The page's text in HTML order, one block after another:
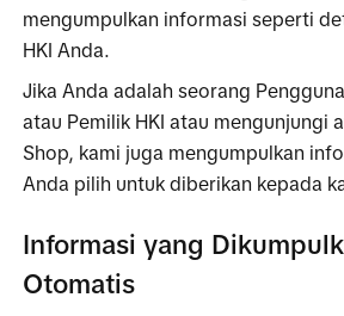
mengumpulkan informasi seperti
HKI Anda.
Jika Anda adalah seorang
atau Pemilik HKI atau mengunjungi
Shop, kami juga mengumpulkan
Anda pilih untuk diberikan kepada
Informasi yang
Otomatis